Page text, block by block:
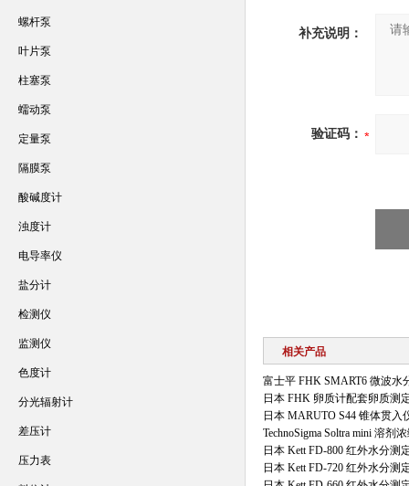
补充说明：
验证码：
相关产品
富士平 FHK SMART6 微波水
日本 FHK 卵质计配套卵质测
日本 MARUTO S44 锥体贯入
TechnoSigma Soltra mini 溶剂
日本 Kett FD-800 红外水分测
日本 Kett FD-720 红外水分测
螺杆泵
叶片泵
柱塞泵
蠕动泵
定量泵
隔膜泵
酸碱度计
浊度计
电导率仪
盐分计
检测仪
监测仪
色度计
分光辐射计
差压计
压力表